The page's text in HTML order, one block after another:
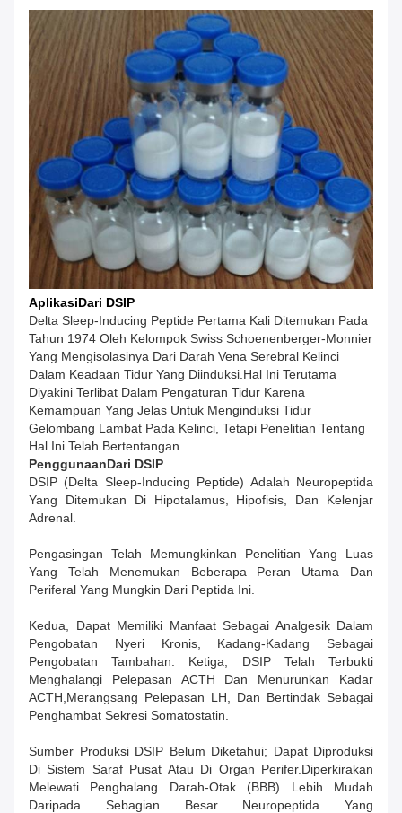
AplikasiDari DSIP
Delta Sleep-Inducing Peptide Pertama Kali Ditemukan Pada
Tahun 1974 Oleh Kelompok Swiss Schoenenberger-Monnier
Yang Mengisolasinya Dari Darah Vena Serebral Kelinci
Dalam Keadaan Tidur Yang Diinduksi.Hal Ini Terutama
Diyakini Terlibat Dalam Pengaturan Tidur Karena
Kemampuan Yang Jelas Untuk Menginduksi Tidur
Gelombang Lambat Pada Kelinci, Tetapi Penelitian Tentang
Hal Ini Telah Bertentangan.
PenggunaanDari DSIP
DSIP (Delta Sleep-Inducing Peptide) Adalah Neuropeptida
Yang Ditemukan Di Hipotalamus, Hipofisis, Dan Kelenjar
Adrenal.
Pengasingan Telah Memungkinkan Penelitian Yang Luas
Yang Telah Menemukan Beberapa Peran Utama Dan
Periferal Yang Mungkin Dari Peptida Ini.
Kedua, Dapat Memiliki Manfaat Sebagai Analgesik Dalam
Pengobatan Nyeri Kronis, Kadang-Kadang Sebagai
Pengobatan Tambahan. Ketiga, DSIP Telah Terbukti
Menghalangi Pelepasan ACTH Dan Menurunkan Kadar
ACTH,merangsang Pelepasan LH, Dan Bertindak Sebagai
Penghambat Sekresi Somatostatin.
Sumber Produksi DSIP Belum Diketahui; Dapat Diproduksi
Di Sistem Saraf Pusat Atau Di Organ Perifer.Diperkirakan
Melewati Penghalang Darah-Otak (BBB) Lebih Mudah
Daripada Sebagian Besar Neuropeptida Yang